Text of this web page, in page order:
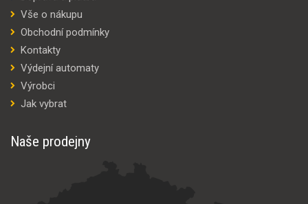
Vše o nákupu
Obchodní podmínky
Kontakty
Výdejní automaty
Výrobci
Jak vybrat
Naše prodejny